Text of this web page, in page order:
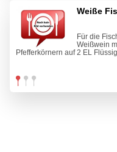
Weiße
Für die
Weißwein
Pfefferkörnern auf 2 EL